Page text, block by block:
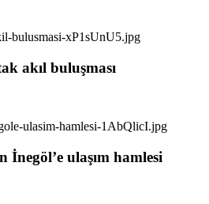
akıl buluşması
İnegöl’e ulaşım hamlesi